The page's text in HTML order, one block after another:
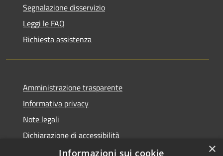
Segnalazione disservizio
Leggi le FAQ
Richiesta assistenza
Amministrazione trasparente
Informativa privacy
Note legali
Dichiarazione di accessibilità
Whistleblowing
×
Informazioni sui cookie